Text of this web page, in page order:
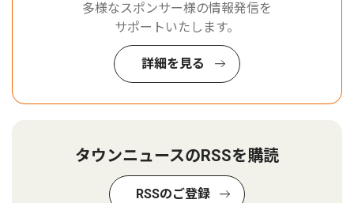
多様なスポンサー様の情報発信を
サポートいたします。
詳細を見る
タウンニュースのRSSを購読
RSSのご登録